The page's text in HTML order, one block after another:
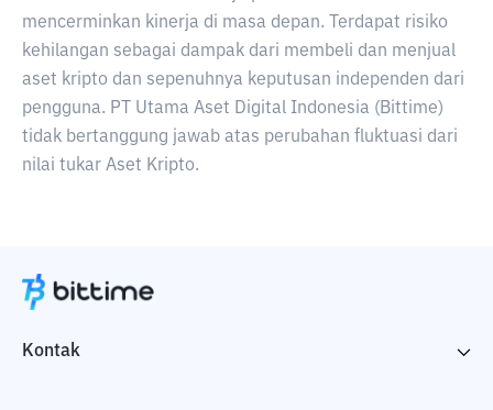
mencerminkan kinerja di masa depan. Terdapat risiko
kehilangan sebagai dampak dari membeli dan menjual
aset kripto dan sepenuhnya keputusan independen dari
pengguna. PT Utama Aset Digital Indonesia (Bittime)
tidak bertanggung jawab atas perubahan fluktuasi dari
nilai tukar Aset Kripto.
Kontak